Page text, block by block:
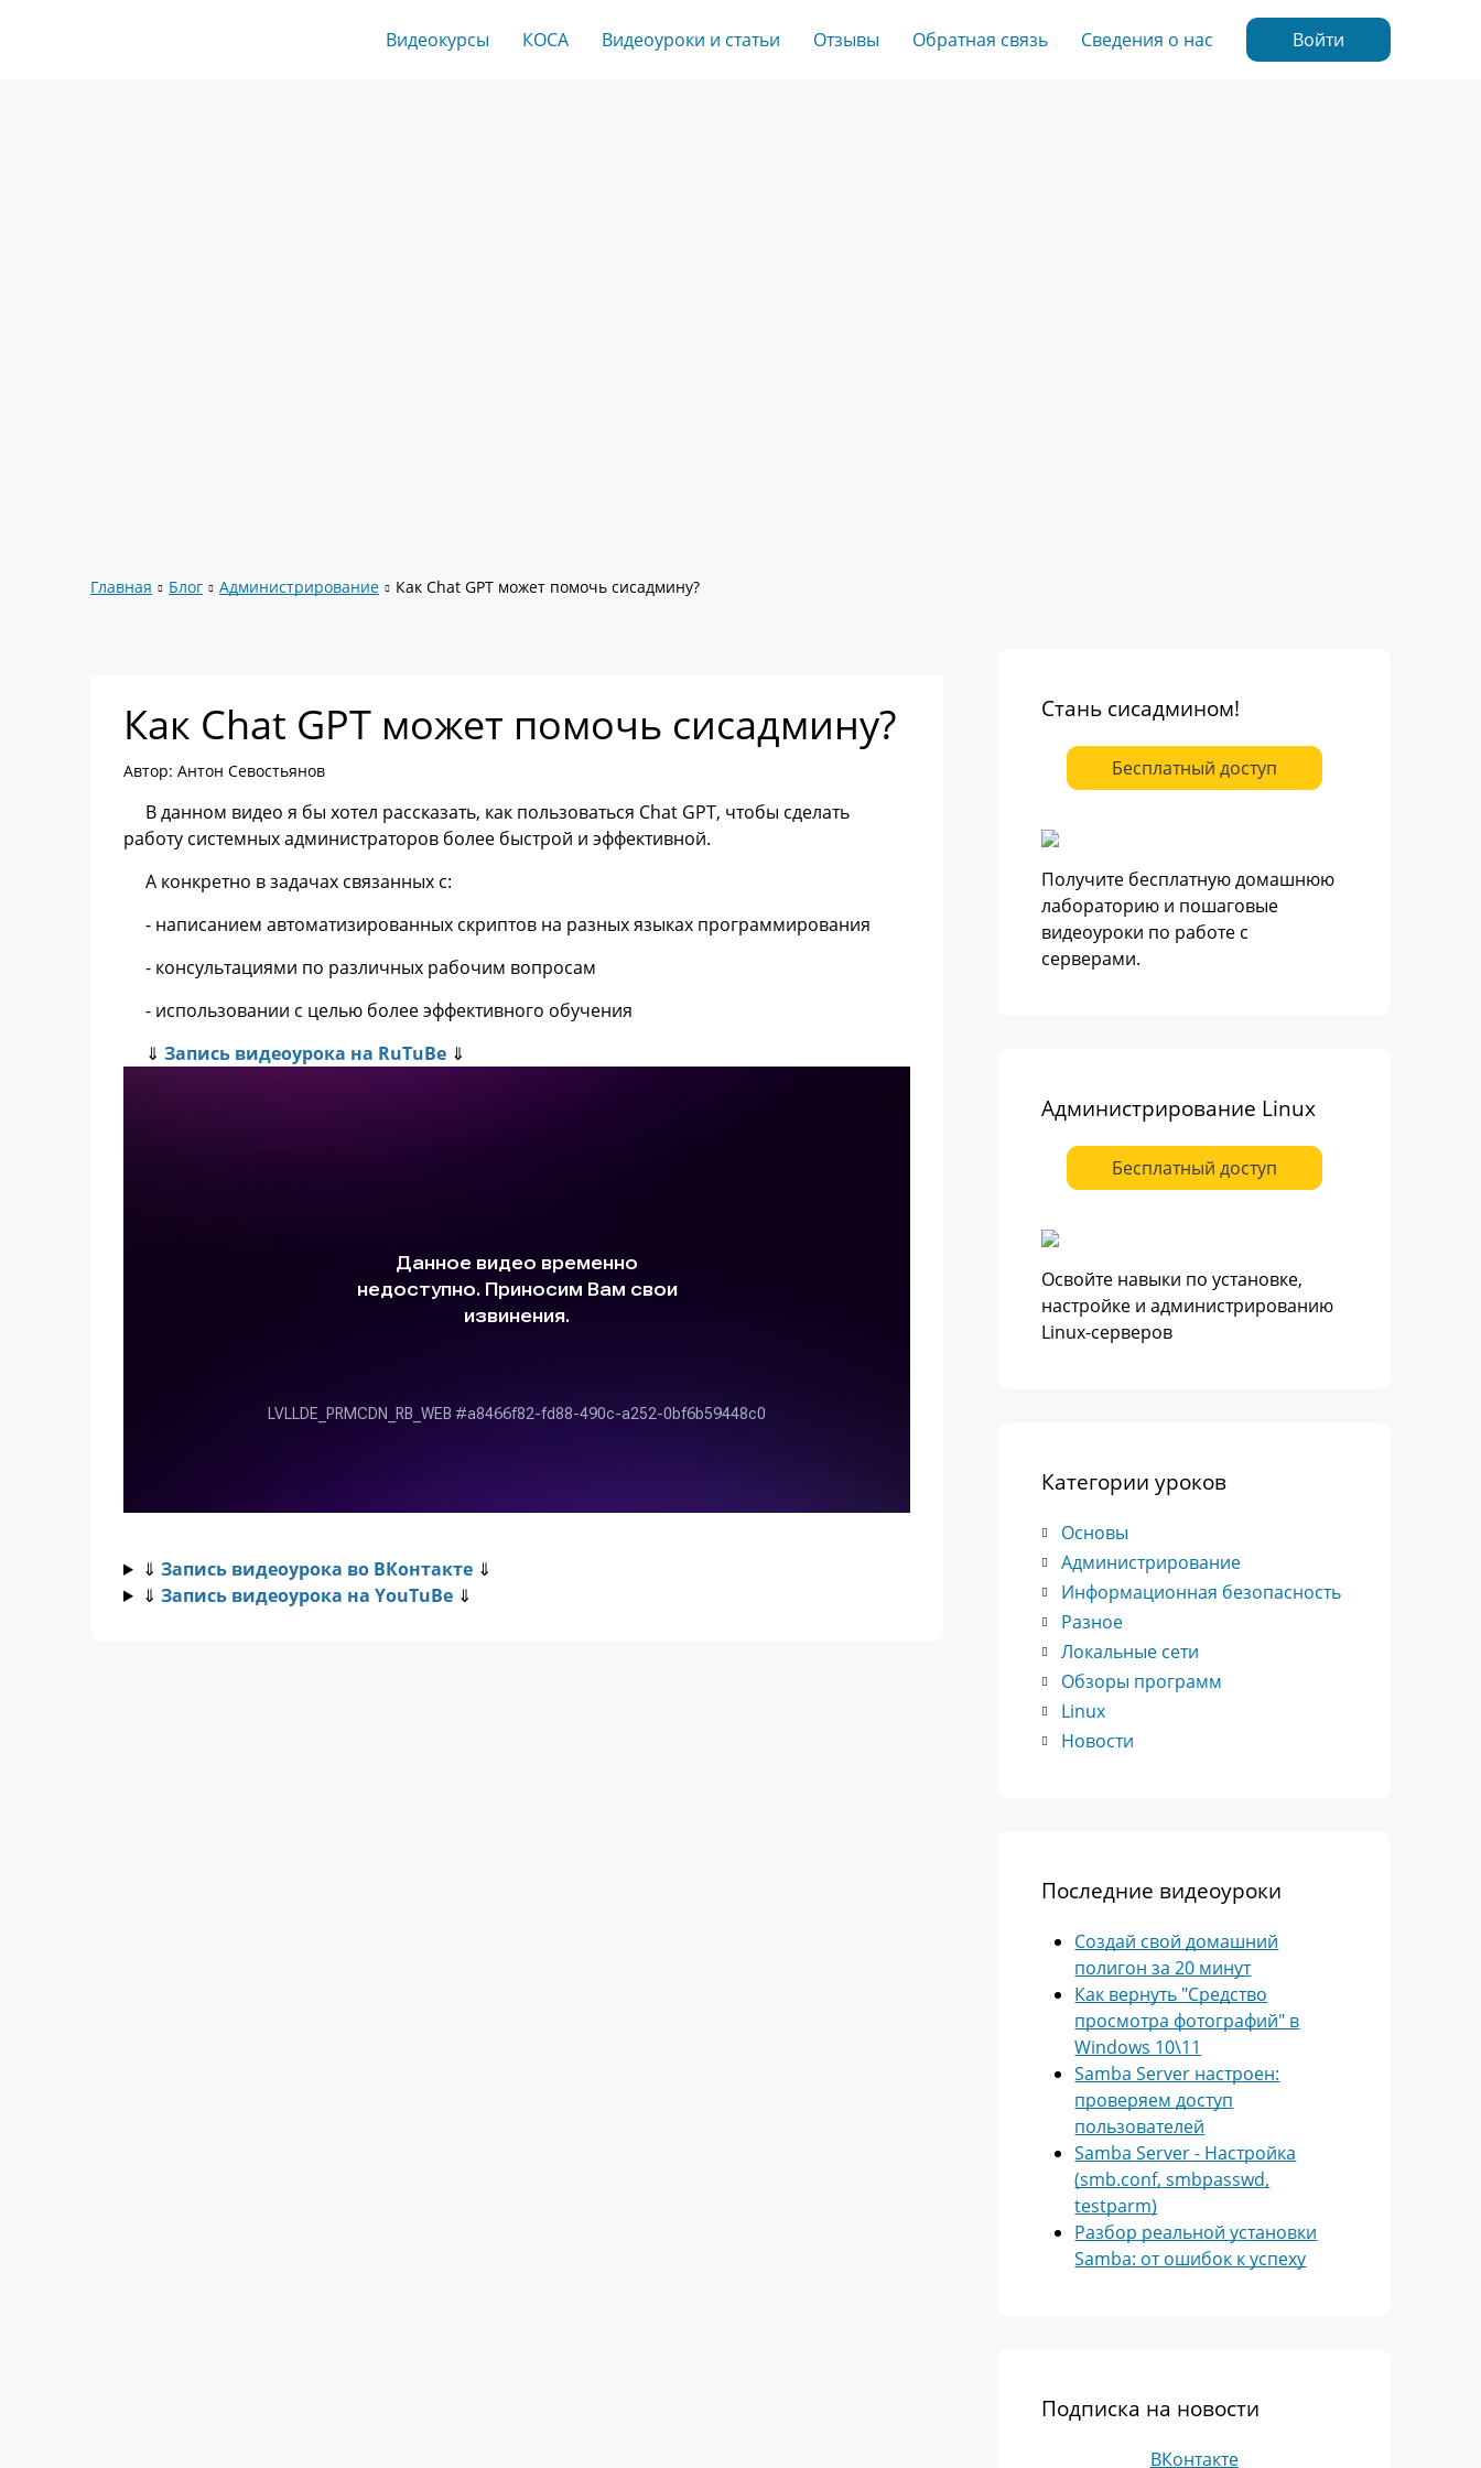
Видеокурсы КОСА Видеоуроки и статьи Отзывы Обратная связь Сведения о нас Войти
Главная Блог Администрирование Как Chat GPT может помочь сисадмину?
Как Chat GPT может помочь сисадмину?
Автор: Антон Севостьянов
В данном видео я бы хотел рассказать, как пользоваться Chat GPT, чтобы сделать
работу системных администраторов более быстрой и эффективной.
А конкретно в задачах связанных с:
- написанием автоматизированных скриптов на разных языках программирования
- консультациями по различных рабочим вопросам
- использовании с целью более эффективного обучения
⇓ Запись видеоурока на RuTuBe ⇓
⇓ Запись видеоурока во ВКонтакте⇓
⇓ Запись видеоурока на YouTuBe ⇓
Стань сисадмином!
Бесплатный доступ
Получите бесплатную домашнюю
лабораторию и пошаговые
видеоуроки по работе с
серверами.
Администрирование Linux
Бесплатный доступ
Освойте навыки по установке,
настройке и администрированию
Linux-серверов
Категории уроков
Основы
Администрирование
Информационная безопасность
Разное
Локальные сети
Обзоры программ
Linux
Новости
Последние видеоуроки
Создай свой домашний
полигон за 20 минут
Как вернуть "Средство
просмотра фотографий" в
Windows 10\11
Samba Server настроен:
проверяем доступ
пользователей
Samba Server - Настройка
(smb.conf, smbpasswd,
testparm)
Разбор реальной установки
Samba: от ошибок к успеху
Подписка на новости
ВКонтакте